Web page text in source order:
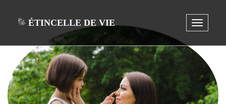
Toggle
ÉTINCELLE DE VIE